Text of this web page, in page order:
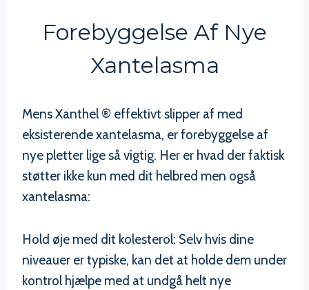
Forebyggelse Af Nye
Xantelasma
Mens Xanthel ® effektivt slipper af med
eksisterende xantelasma, er forebyggelse af
nye pletter lige så vigtig. Her er hvad der faktisk
støtter ikke kun med dit helbred men også
xantelasma:
Hold øje med dit kolesterol: Selv hvis dine
niveauer er typiske, kan det at holde dem under
kontrol hjælpe med at undgå helt nye